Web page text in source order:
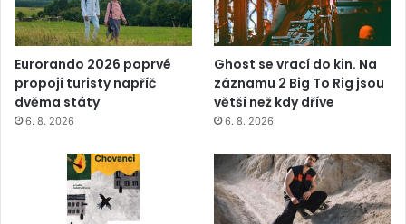
Eurorando 2026 poprvé
propojí turisty napříč
dvěma státy
6. 8. 2026
Ghost se vrací do kin. Na
záznamu 2 Big To Rig jsou
větší než kdy dříve
6. 8. 2026